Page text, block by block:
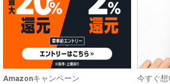
Amazonキャンペーン
今すぐ想